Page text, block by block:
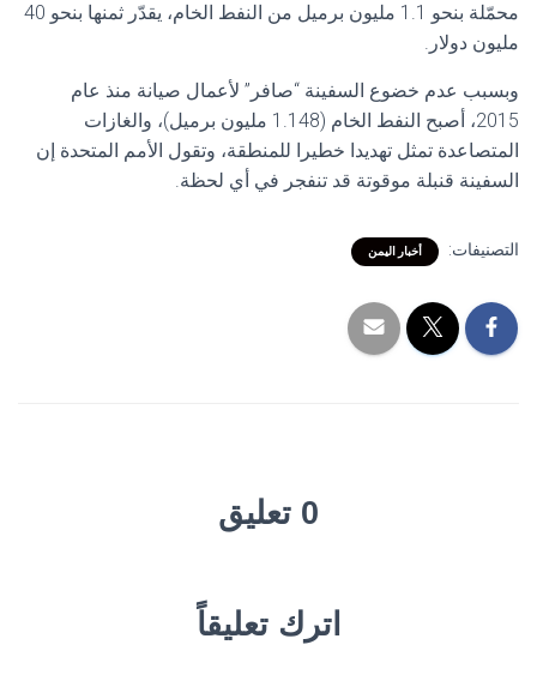
محمّلة بنحو 1.1 مليون برميل من النفط الخام، يقدّر ثمنها بنحو 40
مليون دولار.
وبسبب عدم خضوع السفينة “صافر” لأعمال صيانة منذ عام
2015، أصبح النفط الخام (1.148 مليون برميل)، والغازات
المتصاعدة تمثل تهديدا خطيرا للمنطقة، وتقول الأمم المتحدة إن
السفينة قنبلة موقوتة قد تنفجر في أي لحظة.
التصنيفات: أخبار اليمن
0 تعليق
اترك تعليقاً